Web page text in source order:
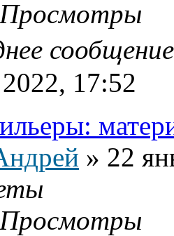
Просмотры
17:52
» 22
Просмотры